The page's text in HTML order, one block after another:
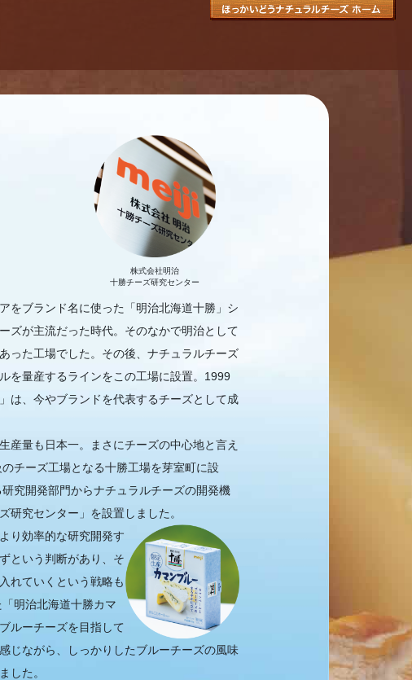
株式会社明治
十勝チーズ研究センター
をブランド名に使った「明治北海道十勝」シ
ズが主流だった時代。そのなかで明治として
った工場でした。その後、ナチュラルチーズ
を量産するラインをこの工場に設置。1999
は、今やブランドを代表するチーズとして成
量も日本一。まさにチーズの中心地と言え
チーズ工場となる十勝工場を芽室町に設
究開発部門からナチュラルチーズの開発機
研究センター」を設置しました。
り効率的な研究開発す
という判断があり、そ
れていくという戦略も
明治北海道十勝カマ
ルーチーズを目指して
じながら、しっかりしたブルーチーズの風味
した。